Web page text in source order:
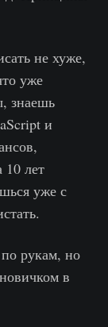
не хуже,
уже
знаешь
и
10 лет
уже с
рукам, но
в